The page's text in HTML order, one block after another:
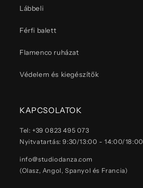
Lábbeli
Férfi balett
Flamenco ruházat
Védelem és kiegészítők
KAPCSOLATOK
Tel: +39 0823 495 073
Nyitvatartás: 9:30/13:00 - 14:00/18:00
info@studiodanza.com
(Olasz, Angol, Spanyol és Francia)